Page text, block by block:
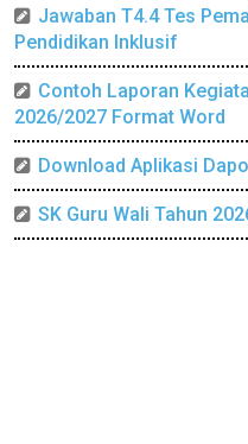
Jawaban T4.4 Tes
Pendidikan Inklusif
Contoh Laporan
2026/2027 Format Word
Download Aplikasi
SK Guru Wali Tahun